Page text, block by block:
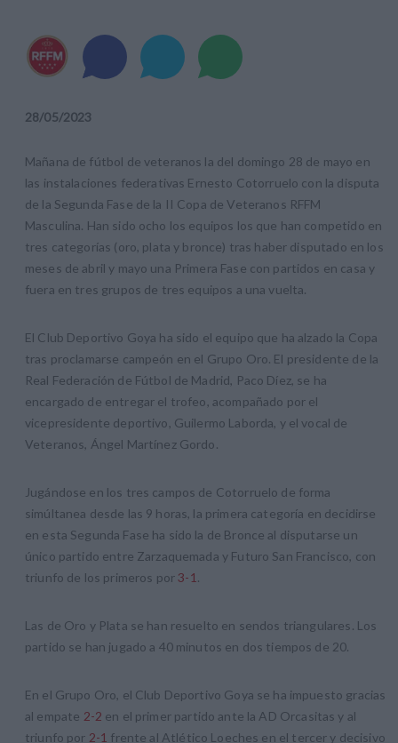
28/05/2023
Mañana de fútbol de veteranos la del domingo 28 de mayo en
las instalaciones federativas Ernesto Cotorruelo con la disputa
de la Segunda Fase de la II Copa de Veteranos RFFM
Masculina. Han sido ocho los equipos los que han competido en
tres categorías (oro, plata y bronce) tras haber disputado en los
meses de abril y mayo una Primera Fase con partidos en casa y
fuera en tres grupos de tres equipos a una vuelta.
El Club Deportivo Goya ha sido el equipo que ha alzado la Copa
tras proclamarse campeón en el Grupo Oro. El presidente de la
Real Federación de Fútbol de Madrid, Paco Díez, se ha
encargado de entregar el trofeo, acompañado por el
vicepresidente deportivo, Guilermo Laborda, y el vocal de
Veteranos, Ángel Martínez Gordo.
Jugándose en los tres campos de Cotorruelo de forma
simúltanea desde las 9 horas, la primera categoría en decidirse
en esta Segunda Fase ha sido la de Bronce al disputarse un
único partido entre Zarzaquemada y Futuro San Francisco, con
triunfo de los primeros por3-1 .
Las de Oro y Plata se han resuelto en sendos triangulares. Los
partido se han jugado a 40 minutos en dos tiempos de 20.
En el Grupo Oro, el Club Deportivo Goya se ha impuesto gracias
al empate 2-2 en el primer partido ante la AD Orcasitas y al
triunfo por 2-1 frente al Atlético Loeches en el tercer y decisivo